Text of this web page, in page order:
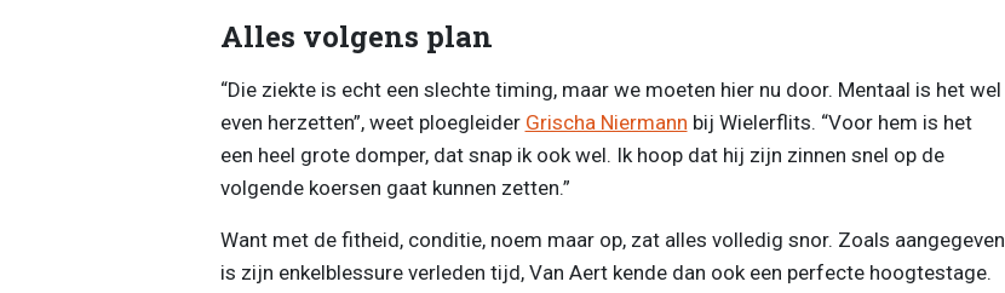
Alles volgens plan
“Die ziekte is echt een slechte timing, maar we moeten hier nu door. Mentaal is het wel
even herzetten”, weet ploegleider Grischa Niermann bij Wielerflits. “Voor hem is het
een heel grote domper, dat snap ik ook wel. Ik hoop dat hij zijn zinnen snel op de
volgende koersen gaat kunnen zetten.”
Want met de fitheid, conditie, noem maar op, zat alles volledig snor. Zoals aangegeven
is zijn enkelblessure verleden tijd, Van Aert kende dan ook een perfecte hoogtestage.